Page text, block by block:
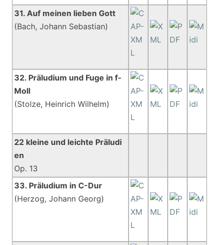
31. Auf meinen lieben Gott
(Bach, Johann Sebastian)
32. Präludium und Fuge in f-
Moll
(Stolze, Heinrich Wilhelm)
22 kleine und leichte Präludi
en
Op. 13
33. Präludium in C-Dur
(Herzog, Johann Georg)